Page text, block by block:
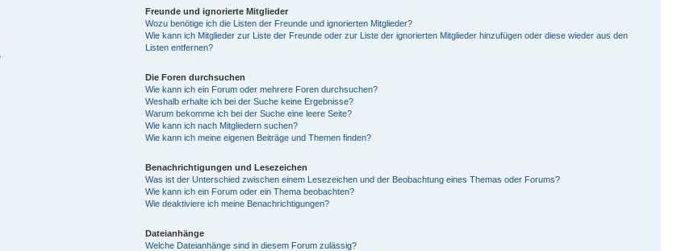
Freunde und ignorierte Mitglieder
Wozu benötige ich die Listen der Freunde und ignorierten Mitglieder?
Wie kann ich Mitglieder zur Liste der Freunde oder zur Liste der ignorierten Mitglieder hinzufügen oder diese wieder aus den
Listen entfernen?
Die Foren durchsuchen
Wie kann ich ein Forum oder mehrere Foren durchsuchen?
Weshalb erhalte ich bei der Suche keine Ergebnisse?
Warum bekomme ich bei der Suche eine leere Seite?
Wie kann ich nach Mitgliedern suchen?
Wie kann ich meine eigenen Beiträge und Themen finden?
Benachrichtigungen und Lesezeichen
Was ist der Unterschied zwischen einem Lesezeichen und der Beobachtung eines Themas oder Forums?
Wie kann ich ein Forum oder ein Thema beobachten?
Wie deaktiviere ich meine Benachrichtigungen?
Dateianhänge
Welche Dateianhänge sind in diesem Forum zulässig?